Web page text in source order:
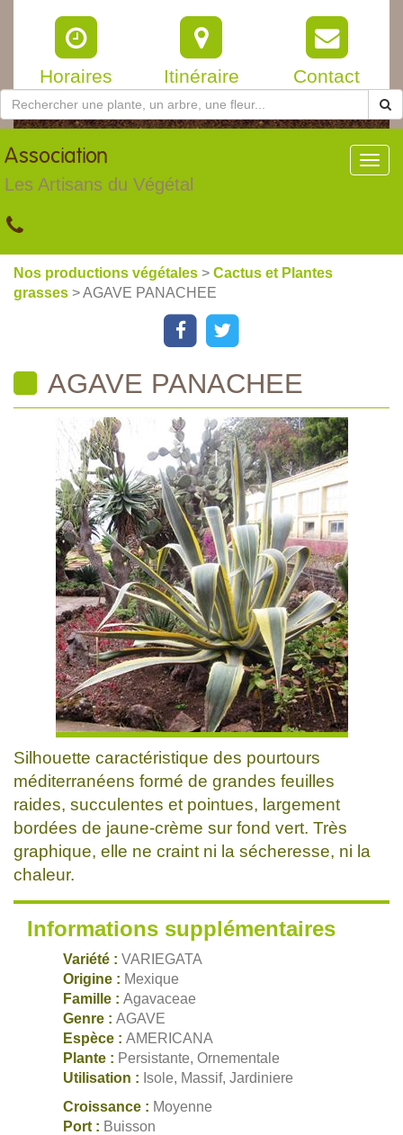
Horaires Itinéraire Contact
Association
Les Artisans du Végétal
Nos productions végétales > Cactus et Plantes
grasses > AGAVE PANACHEE
AGAVE PANACHEE
Silhouette caractéristique des pourtours
méditerranéens formé de grandes feuilles
raides, succulentes et pointues, largement
bordées de jaune-crème sur fond vert. Très
graphique, elle ne craint ni la sécheresse, ni la
chaleur.
Informations supplémentaires
Variété : VARIEGATA
Origine : Mexique
Famille : Agavaceae
Genre : AGAVE
Espèce : AMERICANA
Plante : Persistante, Ornementale
Utilisation : Isole, Massif, Jardiniere
Croissance : Moyenne
Port : Buisson